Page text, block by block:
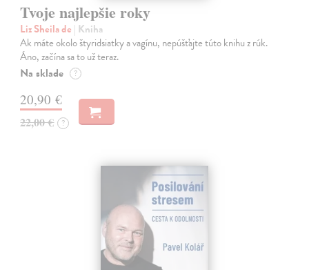
Tvoje najlepšie roky
Liz Sheila de | Kniha
Ak máte okolo štyridsiatky a vagínu, nepúšťajte túto knihu z rúk.
Áno, začína sa to už teraz.
Na sklade ?
20,90 €
22,00 € ?